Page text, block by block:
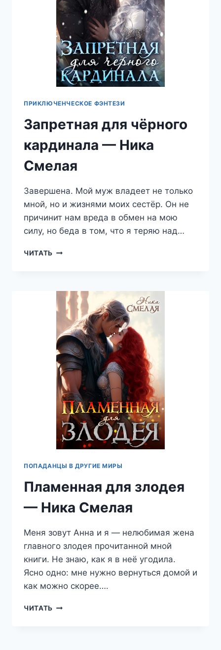
ПРИКЛЮЧЕНЧЕСКОЕ ФЭНТЕЗИ
Запретная для чёрного
кардинала — Ника
Смелая
Завершена. Мой муж владеет не только
мной, но и жизнями моих сестёр. Он не
причинит нам вреда в обмен на мою
силу, но беда в том, что я теряю над…
ЧИТАТЬ ЗАПРЕТНАЯ
—
НИКА
СМЕЛАЯ
ПОПАДАНЦЫ В ДРУГИЕ МИРЫ
Пламенная для злодея
— Ника Смелая
Меня зовут Анна и я — нелюбимая жена
главного злодея прочитанной мной
книги. Не знаю, как я в неё угодила.
Ясно одно: мне нужно вернуться домой и
как можно скорее….
ЧИТАТЬ ПЛАМЕННАЯ